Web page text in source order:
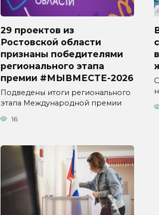
29 проектов из
Ростовской области
признаны победителями
регионального этапа
премии #МЫВМЕСТЕ-2026
Подведены итоги регионального
этапа Международной премии
16